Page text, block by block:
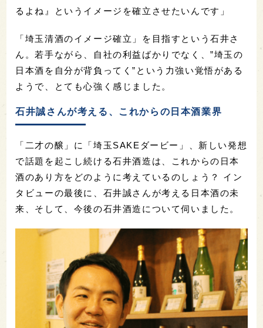
るよね』というイメージを確立させたいんです」
「埼玉清酒のイメージ確立」を目指すという石井さ
ん。若手ながら、自社の利益ばかりでなく、”埼玉の
日本酒を自分が背負ってく”という力強い覚悟がある
ようで、とても心強く感じました。
石井誠さんが考える、これからの日本酒業界
「二才の醸」に「埼玉SAKEダービー」、新しい発想
で話題を起こし続ける石井酒造は、これからの日本
酒のあり方をどのように考えているのしょう？ イン
タビューの最後に、石井誠さんが考える日本酒の未
来、そして、今後の石井酒造について伺いました。